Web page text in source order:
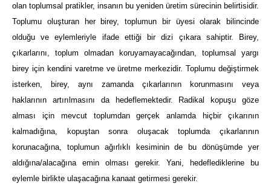
olan toplumsal pratikler, insanın bu yeniden üretim sürecinin belirtisidir.
Toplumu oluşturan her birey, toplumun bir üyesi olarak bilincinde
olduğu ve eylemleriyle ifade ettiği bir dizi çıkara sahiptir. Birey,
çıkarlarını, toplum olmadan koruyamayacağından, toplumsal yargı
birey için kendini varetme ve üretme merkezidir. Toplumu değiştirmek
isterken, birey, aynı zamanda çıkarlarının korunmasını veya
haklarının artırılmasını da hedeflemektedir. Radikal kopuşu göze
alması için mevcut toplumdan gerçek anlamda hiçbir çıkarının
kalmadığına, kopuştan sonra oluşacak toplumda çıkarlarının
korunacağına, toplumun ağırlıklı kesiminin de bu dönüşümde yer
aldığına/alacağına emin olması gerekir. Yani, hedeflediklerine bu
eylemle birlikte ulaşacağına kanaat getirmesi gerekir.